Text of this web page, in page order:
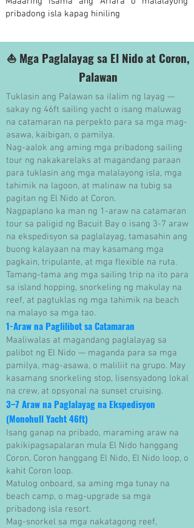
pribadong isla kapag hiniling
⛵ Mga Paglalayag sa El Nido at Coron,
Palawan
Tuklasin ang Palawan sa ilalim ng layag —
sakay ng 46ft sailing yacht o isang maluwag
na catamaran na perpekto para sa mga mag-
asawa, kaibigan, o pamilya.
Nag-aalok ang aming mga pribadong sailing
tour ng nakakarelaks at magandang paraan
para tuklasin ang mga malalayong isla, mga
tahimik na lagoon, at malinaw na tubig sa
pagitan ng El Nido at Coron.
Nagpaplano ka man ng 1-araw na catamaran
tour sa paligid ng Bacuit Bay o isang 3-7 araw
na ekspedisyon sa paglalayag, tamasahin ang
buong kalayaan na may kasamang mga
pagkain, tripulante, at mga flexible na ruta.
Tamang-tama ang mga sailing trip na ito para
sa island hopping, snorkeling ng makulay na
reef, at pagtuklas ng mga tahimik na beach
na malayo sa mga tao.
1-Araw na Paglilibot sa Catamaran
Maaliwalas at magandang paglalayag sa
palibot ng El Nido — maganda para sa mga
pamilya, mag-asawa, o maliliit na grupo. May
kasamang snorkeling stop, lisensyadong lokal
na crew, at opsyonal na sunset cruising.
3–7 Araw na Paglalayag na Ekspedisyon
(Monohull Yacht 46ft)
Isang ganap na pribado, maraming araw na
pakikipagsapalaran mula El Nido hanggang
Coron, Coron hanggang El Nido, El Nido loop, o
kahit Coron loop.
Matulog onboard, sa aming mga tunay na
beach camp, o mag-upgrade sa mga
pribadong isla resort.
Mag-snorkel sa mga nakatagong reef,